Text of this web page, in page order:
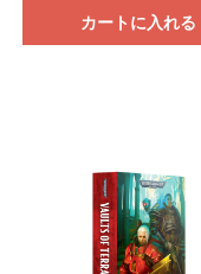
カートに入れる